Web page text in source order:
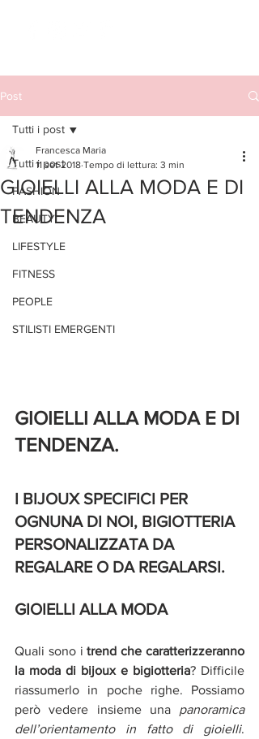
Post
Tutti i post
FASHION
BEAUTY
LIFESTYLE
FITNESS
PEOPLE
STILISTI EMERGENTI
Tutti i post
GIOIELLI ALLA MODA E DI
TENDENZA
Francesca Maria
11 set 2018 Tempo di lettura: 3 min
GIOIELLI ALLA MODA E DI
TENDENZA.
I BIJOUX SPECIFICI PER
OGNUNA DI NOI, BIGIOTTERIA
PERSONALIZZATA DA
REGALARE O DA REGALARSI.
GIOIELLI ALLA MODA
Quali sono i trend che caratterizzeranno
la moda di bijoux e bigiotteria? Difficile
riassumerlo in poche righe. Possiamo
però vedere insieme una panoramica
dell’orientamento in fatto di gioielli.